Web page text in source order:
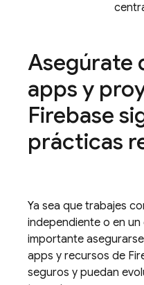
Asegúrate
apps y
Firebase
prácticas
Ya sea que trabajes
independiente o en
importante
apps y recursos de
seguros y puedan